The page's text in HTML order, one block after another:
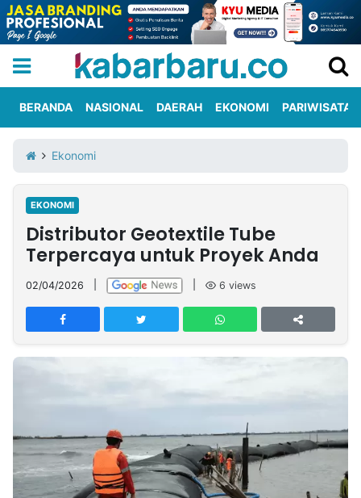
Iklan
Berita
Kami
Nasional
International
Olahraga
Entertainment
Daerah
Pariwisata
Kuliner
Kolom
Network
PT
TREETAN
MULTIMEDIA
Partner
Insight
NTB
Suara
Time
Lens
IDN
Daily
Jogja
Jalan
Rakyat
Idealita
News
Kita
Notice
Dinamikapost.com
Radar
Baru
Seedbacklink
BERANDA NASIONAL DAERAH EKONOMI PARIWISATA
Ekonomi
EKONOMI
Distributor Geotextile Tube
Terpercaya untuk Proyek Anda
02/04/2026 6 views